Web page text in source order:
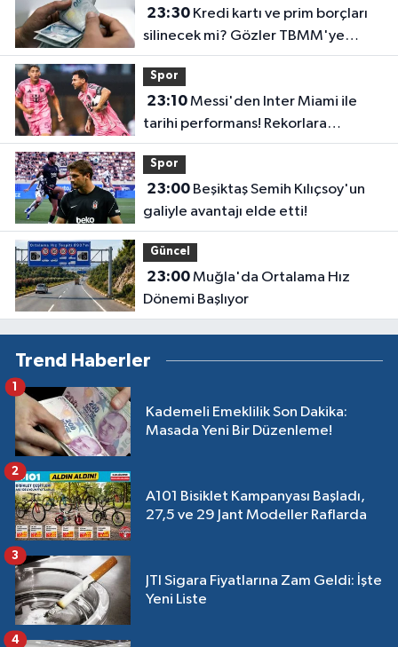
23:30Kredi kartı ve prim borçları
silinecek mi? Gözler TBMM'ye
çevrildi
Spor
23:10Messi'den Inter Miami ile
tarihi performans! Rekorlara
doymuyor
Spor
23:00Beşiktaş Semih Kılıçsoy'un
galiyle avantajı elde etti!
Güncel
23:00Muğla'da Ortalama Hız
Dönemi Başlıyor
Trend Haberler
Kademeli Emeklilik Son Dakika:
Masada Yeni Bir Düzenleme!
1
A101 Bisiklet Kampanyası Başladı,
27,5 ve 29 Jant Modeller Raflarda
2
JTI Sigara Fiyatlarına Zam Geldi: İşte
Yeni Liste
3
4